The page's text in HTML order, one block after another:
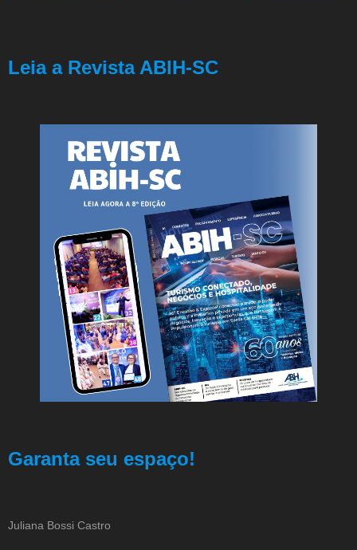
Leia a Revista ABIH-SC
Garanta seu espaço!
Juliana Bossi Castro